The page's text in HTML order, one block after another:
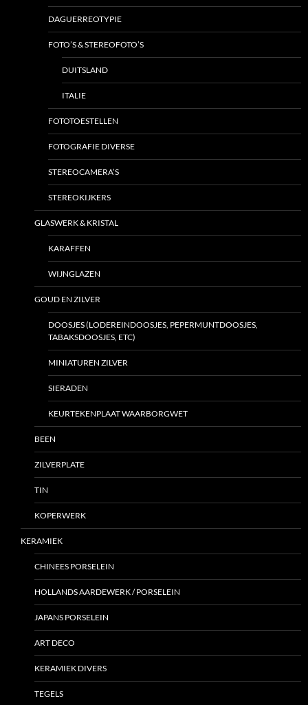
DAGUERREOTYPIE
FOTO’S & STEREOFOTO’S
DUITSLAND
ITALIE
FOTOTOESTELLEN
FOTOGRAFIE DIVERSE
STEREOCAMERA’S
STEREOKIJKERS
GLASWERK & KRISTAL
KARAFFEN
WIJNGLAZEN
GOUD EN ZILVER
DOOSJES (LODEREINDOOSJES, PEPERMUNTDOOSJES,
TABAKSDOOSJES, ETC)
MINIATUREN ZILVER
SIERADEN
KEURTEKENPLAAT WAARBORGWET
BEEN
ZILVERPLATE
TIN
KOPERWERK
KERAMIEK
CHINEES PORSELEIN
HOLLANDS AARDEWERK / PORSELEIN
JAPANS PORSELEIN
ART DECO
KERAMIEK DIVERS
TEGELS